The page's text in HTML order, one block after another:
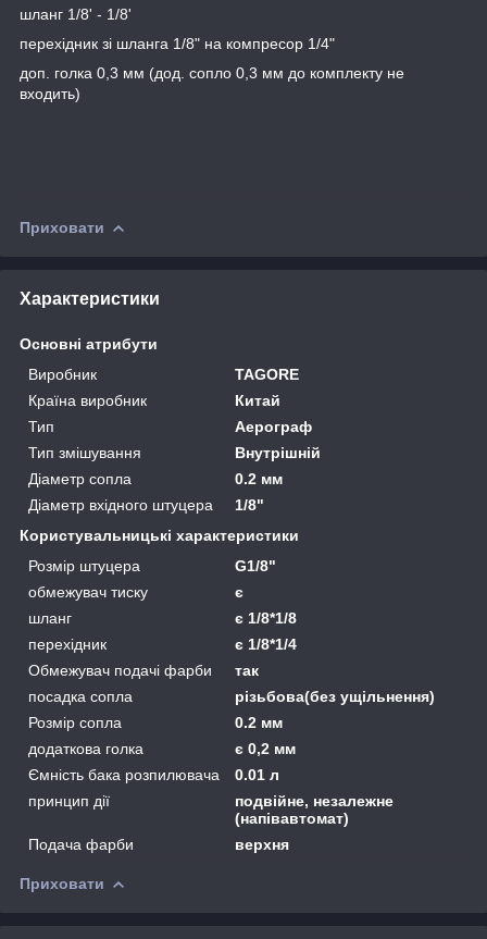
шланг 1/8' - 1/8'
перехідник зі шланга 1/8" на компресор 1/4"
доп. голка 0,3 мм (дод. сопло 0,3 мм до комплекту не
входить)
Приховати
Характеристики
Основні атрибути
Виробник
TAGORE
Країна виробник
Китай
Тип
Аерограф
Тип змішування
Внутрішній
Діаметр сопла
0.2 мм
Діаметр вхідного штуцера
1/8"
Користувальницькі характеристики
Розмір штуцера
G1/8"
обмежувач тиску
є
шланг
є 1/8*1/8
перехідник
є 1/8*1/4
Обмежувач подачі фарби
так
посадка сопла
різьбова(без ущільнення)
Розмір сопла
0.2 мм
додаткова голка
є 0,2 мм
Ємність бака розпилювача
0.01 л
принцип дії
подвійне, незалежне
(напівавтомат)
Подача фарби
верхня
Приховати